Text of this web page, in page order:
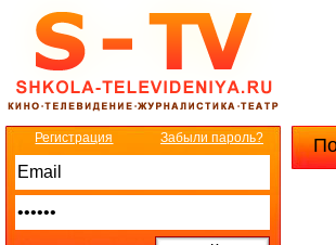
Регистрация Забыли пароль?